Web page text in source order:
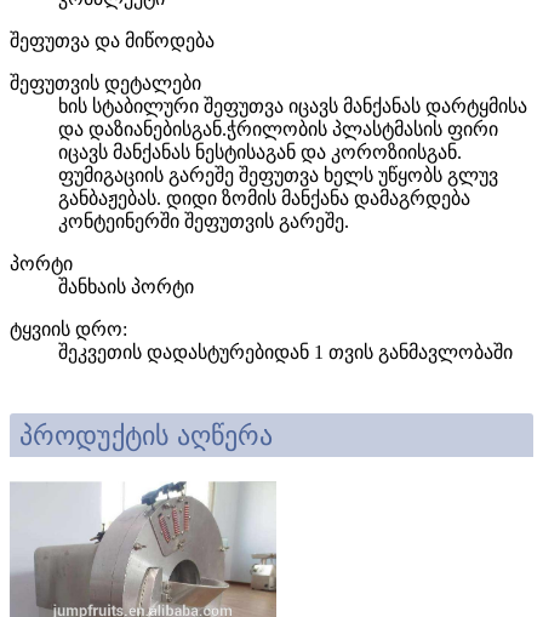
შეფუთვა და მიწოდება
შეფუთვის დეტალები
ხის სტაბილური შეფუთვა იცავს მანქანას დარტყმისა
და დაზიანებისგან.ჭრილობის პლასტმასის ფირი
იცავს მანქანას ნესტისაგან და კოროზიისგან.
ფუმიგაციის გარეშე შეფუთვა ხელს უწყობს გლუვ
განბაჟებას. დიდი ზომის მანქანა დამაგრდება
კონტეინერში შეფუთვის გარეშე.
პორტი
შანხაის პორტი
ტყვიის დრო:
შეკვეთის დადასტურებიდან 1 თვის განმავლობაში
პროდუქტის აღწერა